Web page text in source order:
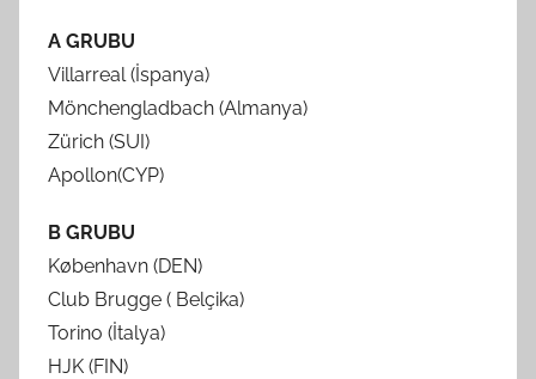
A GRUBU
Villarreal (İspanya)
Mönchengladbach (Almanya)
Zürich (SUI)
Apollon(CYP)
B GRUBU
København (DEN)
Club Brugge ( Belçika)
Torino (İtalya)
HJK (FIN)